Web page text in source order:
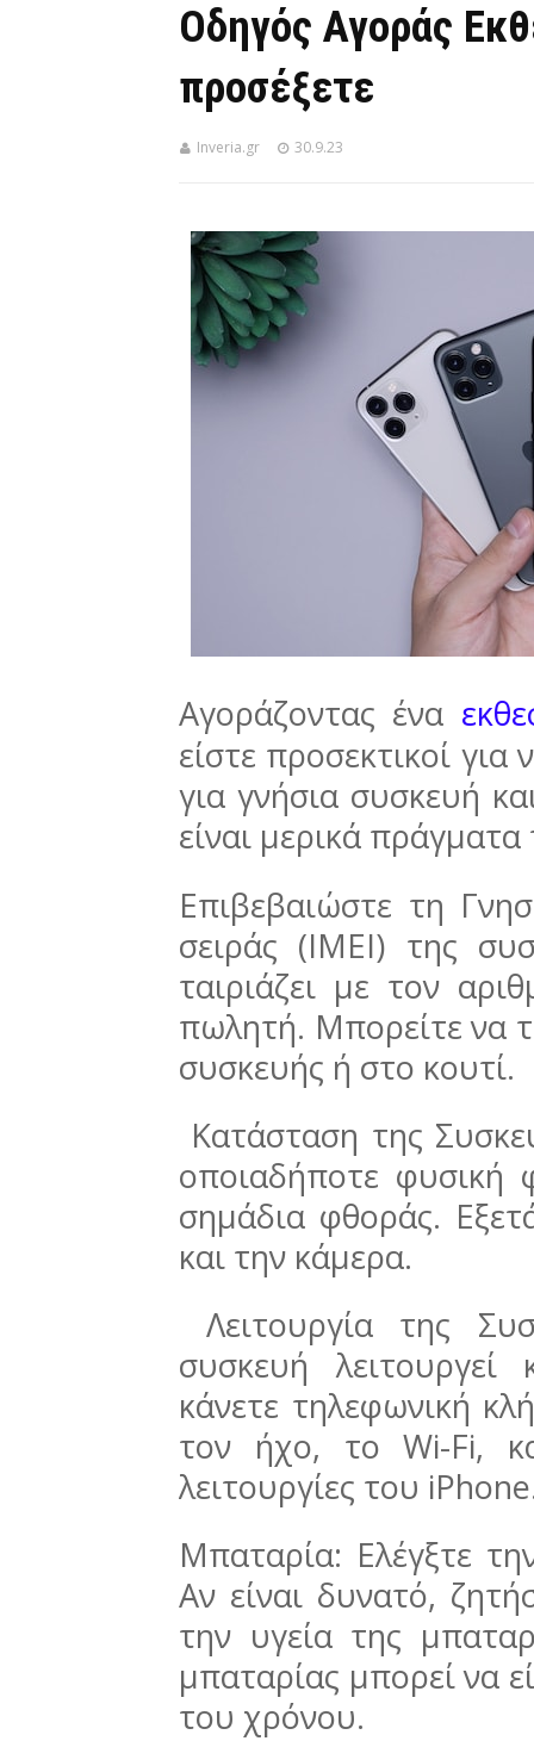
Οδηγός Αγοράς
προσέξετε
Inveria.gr 30.9.23
Αγοράζοντας ένα
είστε προσεκτικοί για
για γνήσια συσκευή
είναι μερικά
Επιβεβαιώστε τη
σειράς (IMEI) της
ταιριάζει με τον
πωλητή. Μπορείτε να
συσκευής ή στο κουτί.
Κατάσταση της
οποιαδήποτε φυσική
σημάδια φθοράς.
και την κάμερα.
Λειτουργία της
συσκευή
κάνετε τηλεφωνική
τον ήχο, το Wi-Fi,
λειτουργίες του
Μπαταρία: Ελέγξτε
Αν είναι δυνατό,
την υγεία της
μπαταρίας μπορεί να
του χρόνου.